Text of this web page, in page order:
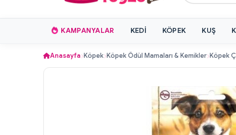
KAMPANYALAR KEDI KÖPEK KUŞ
Anasayfa Köpek Köpek Ödül Mamaları & Kemikler Köpek